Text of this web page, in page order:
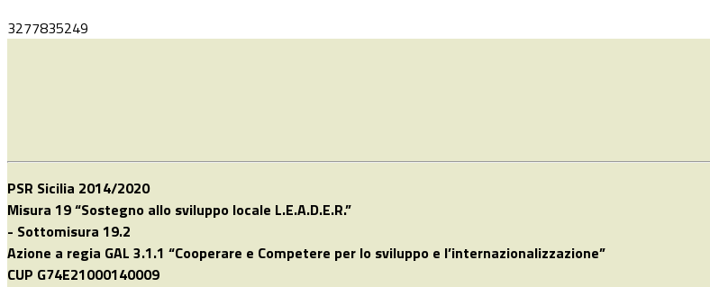
3277835249
PSR Sicilia 2014/2020
Misura 19 “Sostegno allo sviluppo locale L.E.A.D.E.R.”
- Sottomisura 19.2
Azione a regia GAL 3.1.1 “Cooperare e Competere per lo sviluppo e l’internazionalizzazione”
CUP G74E21000140009